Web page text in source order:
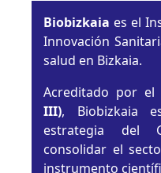
Biobizkaia es el
Innovación
salud en Bizkaia.
Acreditado por el
III), Biobizkaia
estrategia del
consolidar el
instrumento